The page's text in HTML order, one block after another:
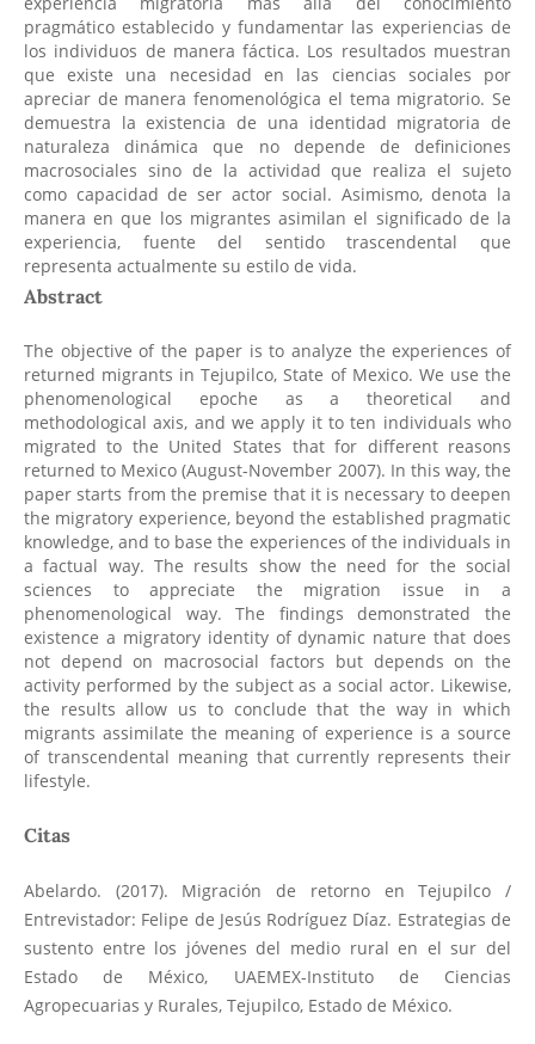
pragmático establecido y fundamentar las experiencias de
los individuos de manera fáctica. Los resultados muestran
que existe una necesidad en las ciencias sociales por
apreciar de manera fenomenológica el tema migratorio. Se
demuestra la existencia de una identidad migratoria de
naturaleza dinámica que no depende de definiciones
macrosociales sino de la actividad que realiza el sujeto
como capacidad de ser actor social. Asimismo, denota la
manera en que los migrantes asimilan el significado de la
experiencia, fuente del sentido trascendental que
representa actualmente su estilo de vida.
Abstract
The objective of the paper is to analyze the experiences of
returned migrants in Tejupilco, State of Mexico. We use the
phenomenological epoche as a theoretical and
methodological axis, and we apply it to ten individuals who
migrated to the United States that for different reasons
returned to Mexico (August-November 2007). In this way, the
paper starts from the premise that it is necessary to deepen
the migratory experience, beyond the established pragmatic
knowledge, and to base the experiences of the individuals in
a factual way. The results show the need for the social
sciences to appreciate the migration issue in a
phenomenological way. The findings demonstrated the
existence a migratory identity of dynamic nature that does
not depend on macrosocial factors but depends on the
activity performed by the subject as a social actor. Likewise,
the results allow us to conclude that the way in which
migrants assimilate the meaning of experience is a source
of transcendental meaning that currently represents their
lifestyle.
Citas
Abelardo. (2017). Migración de retorno en Tejupilco /
Entrevistador: Felipe de Jesús Rodríguez Díaz. Estrategias de
sustento entre los jóvenes del medio rural en el sur del
Estado de México, UAEMEX-Instituto de Ciencias
Agropecuarias y Rurales, Tejupilco, Estado de México.